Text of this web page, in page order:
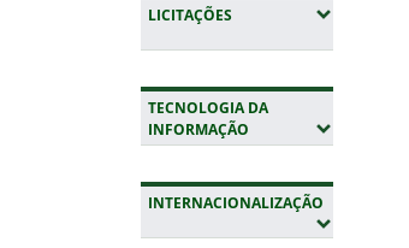
LICITAÇÕES (EXPANDIR SUBMENUS)
TECNOLOGIA DA
INFORMAÇÃO (EXPANDIR SUBMENUS)
INTERNACIONALIZAÇÃO